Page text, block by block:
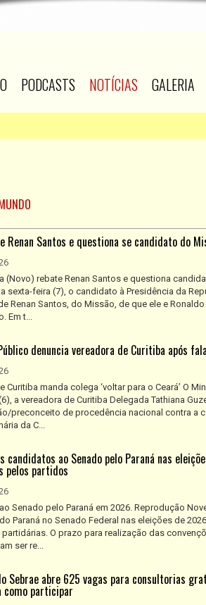
PODCASTS NOTÍCIAS GALERIA
Renan Santos e questiona se candidato do
(Novo) rebate Renan Santos e questiona
sexta-feira (7), o candidato à Presidência da
Renan Santos, do Missão, de que ele e
Em t...
denuncia vereadora de Curitiba após
Curitiba manda colega ‘voltar para o Ceará’ O
a vereadora de Curitiba Delegada Tathiana
preconceito de procedência nacional contra a
da C...
candidatos ao Senado pelo Paraná nas
pelos partidos
Senado pelo Paraná em 2026. Reprodução
Paraná no Senado Federal nas eleições de
O prazo para realização das
ser re...
Sebrae abre 625 vagas para consultorias
como participar